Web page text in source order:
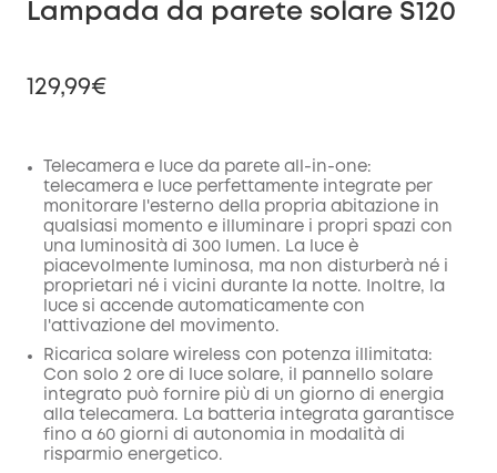
Lampada da parete solare S120
129,99€
di sconto
Codice:
COPIA
Telecamera e luce da parete all-in-one:
telecamera e luce perfettamente integrate per
monitorare l'esterno della propria abitazione in
qualsiasi momento e illuminare i propri spazi con
una luminosità di 300 lumen. La luce è
piacevolmente luminosa, ma non disturberà né i
proprietari né i vicini durante la notte. Inoltre, la
luce si accende automaticamente con
l'attivazione del movimento.
Ricarica solare wireless con potenza illimitata:
Con solo 2 ore di luce solare, il pannello solare
integrato può fornire più di un giorno di energia
alla telecamera. La batteria integrata garantisce
fino a 60 giorni di autonomia in modalità di
risparmio energetico.